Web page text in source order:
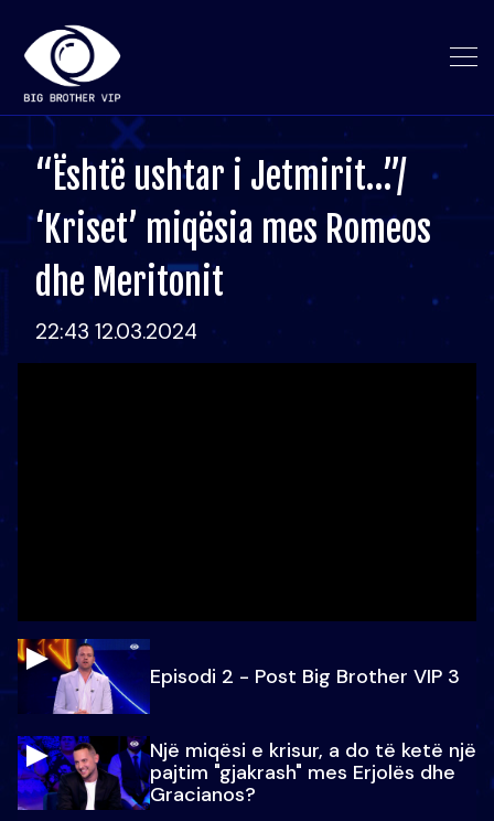
“Është ushtar i Jetmirit…”/
‘Kriset’ miqësia mes Romeos
dhe Meritonit
22:43 12.03.2024
Episodi 2 - Post Big Brother VIP 3
Një miqësi e krisur, a do të ketë një
pajtim "gjakrash" mes Erjolës dhe
Gracianos?